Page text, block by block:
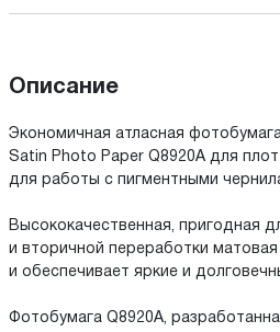
Описание
Экономичная атласная
Satin Photo Paper Q8920A для
для работы с пигментными
Высококачественная, пригодная
и вторичной переработки
и обеспечивает яркие и
Фотобумага Q8920A,